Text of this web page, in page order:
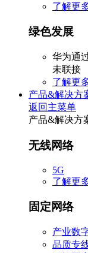
了解更
绿色发展
华为通
未联接
了解更
产品&解决方
返回主菜单
产品&解决方
无线网络
5G
了解更
固定网络
产业数
品质专